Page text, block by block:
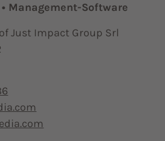
Management-Software
Just Impact Group Srl